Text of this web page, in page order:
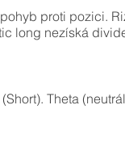
proti pozici.
long nezíská
Theta